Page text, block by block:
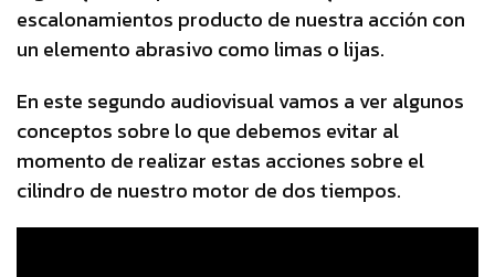
escalonamientos producto de nuestra acción con
un elemento abrasivo como limas o lijas.
En este segundo audiovisual vamos a ver algunos
conceptos sobre lo que debemos evitar al
momento de realizar estas acciones sobre el
cilindro de nuestro motor de dos tiempos.